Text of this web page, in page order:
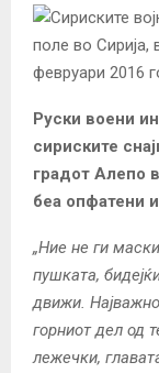
Руски воени
сириските
градот Алепо
беа опфатени
„Ние не ги
пушката,
движи.
горниот дел од
лежечки,